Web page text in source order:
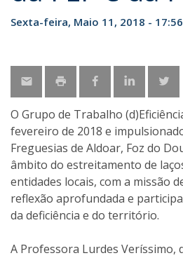
Sexta-feira, Maio 11, 2018 - 17:56
O Grupo de Trabalho
fevereiro de 2018 e
Freguesias de Aldoar, Foz do
âmbito do estreitamento de
entidades locais, com a missão
reflexão aprofundada e
da deficiência e do território.
A Professora Lurdes Veríssimo,